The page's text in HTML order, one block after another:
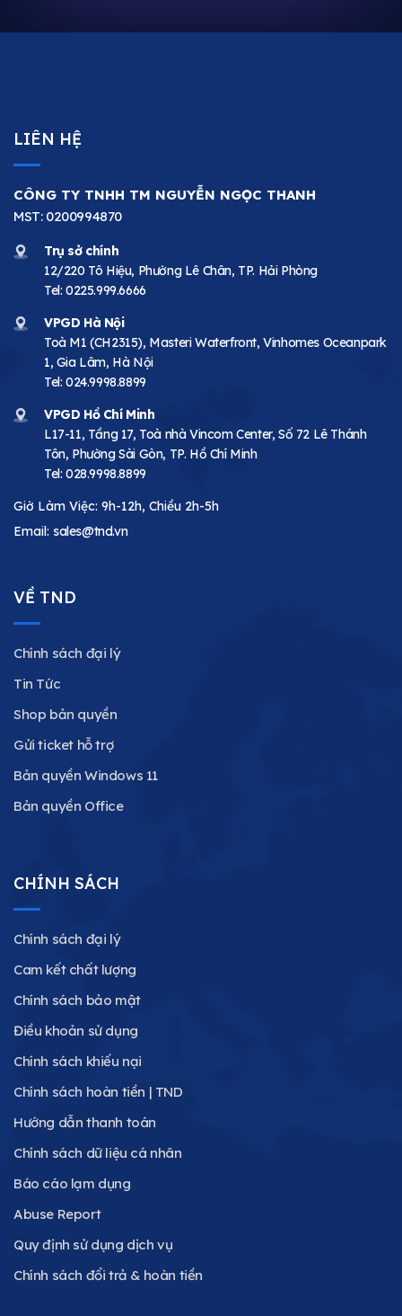
LIÊN HỆ
CÔNG TY TNHH TM NGUYỄN NGỌC THANH
MST: 0200994870
Trụ sở chính
12/220 Tô Hiệu, Phường Lê Chân, TP. Hải Phòng
Tel: 0225.999.6666
VPGD Hà Nội
Toà M1 (CH2315), Masteri Waterfront, Vinhomes Oceanpark
1, Gia Lâm, Hà Nội
Tel: 024.9998.8899
VPGD Hồ Chí Minh
L17-11, Tầng 17, Toà nhà Vincom Center, Số 72 Lê Thánh
Tôn, Phường Sài Gòn, TP. Hồ Chí Minh
Tel: 028.9998.8899
Giờ Làm Việc: 9h-12h, Chiều 2h-5h
Email: sales@tnd.vn
VỀ TND
Chính sách đại lý
Tin Tức
Shop bản quyền
Gửi ticket hỗ trợ
Bản quyền Windows 11
Bản quyền Office
CHÍNH SÁCH
Chính sách đại lý
Cam kết chất lượng
Chính sách bảo mật
Điều khoản sử dụng
Chính sách khiếu nại
Chính sách hoàn tiền | TND
Hướng dẫn thanh toán
Chính sách dữ liệu cá nhân
Báo cáo lạm dụng
Abuse Report
Quy định sử dụng dịch vụ
Chính sách đổi trả & hoàn tiền